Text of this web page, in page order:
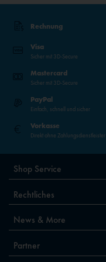
Rechnung
Visa
Sicher mit 3D-Secure
Mastercard
Sicher mit 3D-Secure
PayPal
Einfach, schnell und sicher
Vorkasse
Direkt ohne Zahlungsdienstleister
Shop Service
Rechtliches
News & More
Partner